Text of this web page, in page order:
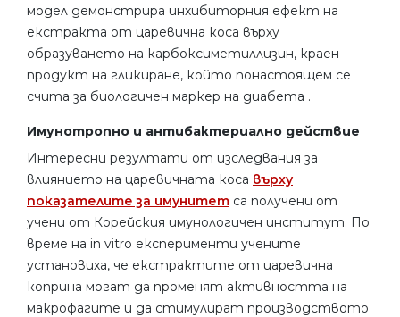
модел демонстрира инхибиторния ефект на
екстракта от царевична коса върху
образуването на карбоксиметиллизин, краен
продукт на гликиране, който понастоящем се
счита за биологичен маркер на диабета .
Имунотропно и антибактериално действие
Интересни резултати от изследвания за
влиянието на царевичната коса върху
показателите за имунитет са получени от
учени от Корейския имунологичен институт. По
време на in vitro експерименти учените
установиха, че екстрактите от царевична
коприна могат да променят активността на
макрофагите и да стимулират производството